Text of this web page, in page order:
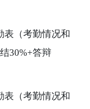
表（考勤情况和
30%+答辩
表（考勤情况和